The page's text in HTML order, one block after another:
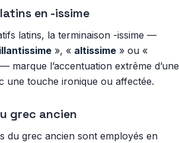
en -issime
latins, la terminaison -issime —
», « altissime » ou «
marque l’accentuation extrême d’une
une touche ironique ou affectée.
grec ancien
du grec ancien sont employés en